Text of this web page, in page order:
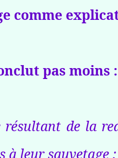
comme
pas moins :
résultant de la
à leur